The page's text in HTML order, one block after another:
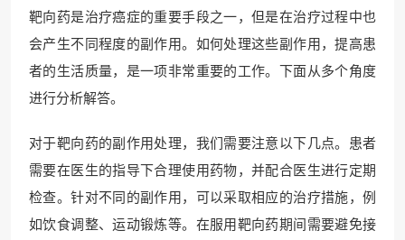
靶向药是治疗癌症的重要手段之一，但是在治疗过程中也
会产生不同程度的副作用。如何处理这些副作用，提高患
者的生活质量，是一项非常重要的工作。下面从多个角度
进行分析解答。
对于靶向药的副作用处理，我们需要注意以下几点。患者
需要在医生的指导下合理使用药物，并配合医生进行定期
检查。针对不同的副作用，可以采取相应的治疗措施，例
如饮食调整、运动锻炼等。在服用靶向药期间需要避免接